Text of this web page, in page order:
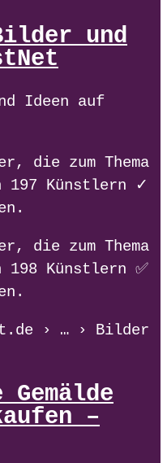
und
Ideen auf
die zum Thema
197 Künstlern ✓
die zum Thema
198 Künstlern ✅
› … › Bilder
–